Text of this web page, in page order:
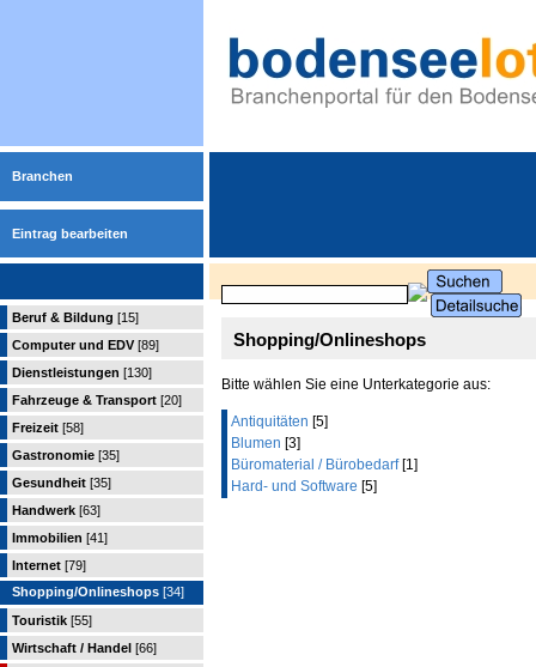
Branchen
Eintrag bearbeiten
Beruf & Bildung [15]
Computer und EDV [89]
Dienstleistungen [130]
Fahrzeuge & Transport [20]
Freizeit [58]
Gastronomie [35]
Gesundheit [35]
Handwerk [63]
Immobilien [41]
Internet [79]
Shopping/Onlineshops [34]
Touristik [55]
Wirtschaft / Handel [66]
Shopping/Onlineshops
Bitte wählen Sie eine Unterkategorie aus:
Antiquitäten [5]
Blumen [3]
Büromaterial / Bürobedarf[1]
Hard- und Software [5]